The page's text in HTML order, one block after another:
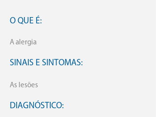
O QUE É:
A alergia
SINAIS E SINTOMAS:
As lesões
DIAGNÓSTICO: